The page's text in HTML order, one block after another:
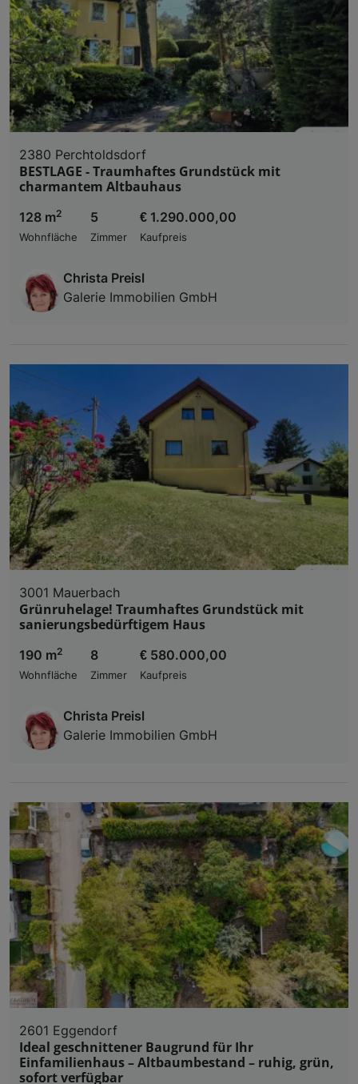
2380 Perchtoldsdorf
BESTLAGE - Traumhaftes Grundstück mit
charmantem Altbauhaus
128 m2
Wohnfläche
5
Zimmer
€ 1.290.000,00
Kaufpreis
Christa Preisl
Galerie Immobilien GmbH
3001 Mauerbach
Grünruhelage! Traumhaftes Grundstück mit
sanierungsbedürftigem Haus
190 m2
Wohnfläche
8
Zimmer
€ 580.000,00
Kaufpreis
Christa Preisl
Galerie Immobilien GmbH
2601 Eggendorf
Ideal geschnittener Baugrund für Ihr
Einfamilienhaus – Altbaumbestand – ruhig, grün,
sofort verfügbar